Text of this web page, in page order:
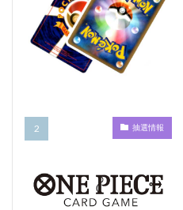
抽選情報